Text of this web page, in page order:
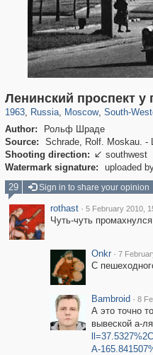
Ленинский проспект у
1963, Russia
1,406,849 29,243
, Moscow
319,861 8,286
, South-
12,415 76
Author:
Рольф Шраде
Source:
Schrade, Rolf. Moskau. -
Shooting direction:  southwest
Watermark signature:
uploaded
29 Sign in to share your opinion
rothast · 5 February 2010,
Чуть-чуть
Onkr · 7
С
Bambroid · 8
А это точно
вывеской а-
A-